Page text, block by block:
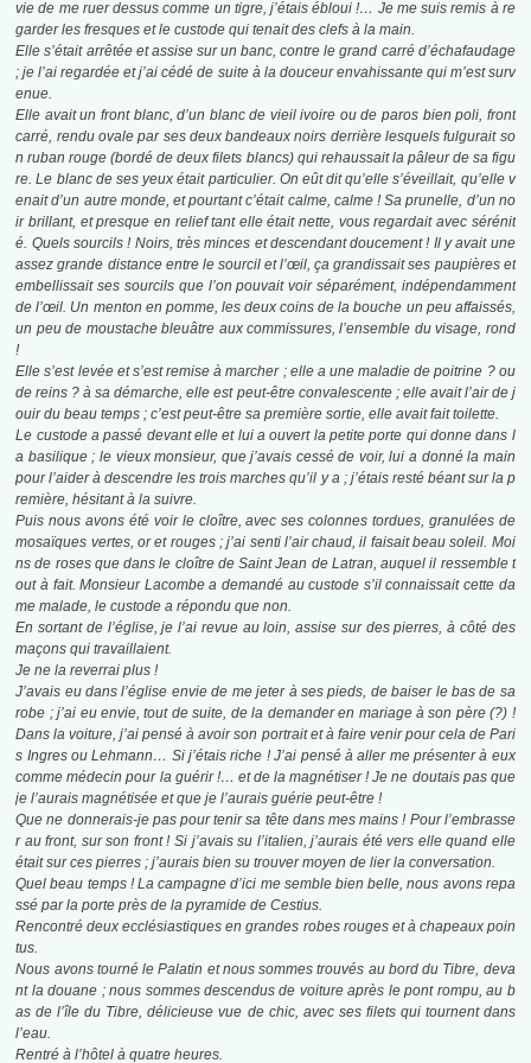
vie de me ruer dessus comme un tigre, j’étais ébloui !… Je me suis remis à re
garder les fresques et le custode qui tenait des clefs à la main.
Elle s’était arrêtée et assise sur un banc, contre le grand carré d’échafaudage
; je l’ai regardée et j’ai cédé de suite à la douceur envahissante qui m’est surv
enue.
Elle avait un front blanc, d’un blanc de vieil ivoire ou de paros bien poli, front
carré, rendu ovale par ses deux bandeaux noirs derrière lesquels fulgurait so
n ruban rouge (bordé de deux filets blancs) qui rehaussait la pâleur de sa figu
re. Le blanc de ses yeux était particulier. On eût dit qu’elle s’éveillait, qu’elle v
enait d’un autre monde, et pourtant c’était calme, calme ! Sa prunelle, d’un no
ir brillant, et presque en relief tant elle était nette, vous regardait avec sérénit
é. Quels sourcils ! Noirs, très minces et descendant doucement ! Il y avait une
assez grande distance entre le sourcil et l’œil, ça grandissait ses paupières et
embellissait ses sourcils que l’on pouvait voir séparément, indépendamment
de l’œil. Un menton en pomme, les deux coins de la bouche un peu affaissés,
un peu de moustache bleuâtre aux commissures, l’ensemble du visage, rond
!
Elle s’est levée et s’est remise à marcher ; elle a une maladie de poitrine ? ou
de reins ? à sa démarche, elle est peut-être convalescente ; elle avait l’air de j
ouir du beau temps ; c’est peut-être sa première sortie, elle avait fait toilette.
Le custode a passé devant elle et lui a ouvert la petite porte qui donne dans l
a basilique ; le vieux monsieur, que j’avais cessé de voir, lui a donné la main
pour l’aider à descendre les trois marches qu’il y a ; j’étais resté béant sur la p
remière, hésitant à la suivre.
Puis nous avons été voir le cloître, avec ses colonnes tordues, granulées de
mosaïques vertes, or et rouges ; j’ai senti l’air chaud, il faisait beau soleil. Moi
ns de roses que dans le cloître de Saint Jean de Latran, auquel il ressemble t
out à fait. Monsieur Lacombe a demandé au custode s’il connaissait cette da
me malade, le custode a répondu que non.
En sortant de l’église, je l’ai revue au loin, assise sur des pierres, à côté des
maçons qui travaillaient.
Je ne la reverrai plus !
J’avais eu dans l’église envie de me jeter à ses pieds, de baiser le bas de sa
robe ; j’ai eu envie, tout de suite, de la demander en mariage à son père (?) !
Dans la voiture, j’ai pensé à avoir son portrait et à faire venir pour cela de Pari
s Ingres ou Lehmann… Si j’étais riche ! J’ai pensé à aller me présenter à eux
comme médecin pour la guérir !… et de la magnétiser ! Je ne doutais pas que
je l’aurais magnétisée et que je l’aurais guérie peut-être !
Que ne donnerais-je pas pour tenir sa tête dans mes mains ! Pour l’embrasse
r au front, sur son front ! Si j’avais su l’italien, j’aurais été vers elle quand elle
était sur ces pierres ; j’aurais bien su trouver moyen de lier la conversation.
Quel beau temps ! La campagne d’ici me semble bien belle, nous avons repa
ssé par la porte près de la pyramide de Cestius.
Rencontré deux ecclésiastiques en grandes robes rouges et à chapeaux poin
tus.
Nous avons tourné le Palatin et nous sommes trouvés au bord du Tibre, deva
nt la douane ; nous sommes descendus de voiture après le pont rompu, au b
as de l’île du Tibre, délicieuse vue de chic, avec ses filets qui tournent dans
l’eau.
Rentré à l’hôtel à quatre heures.